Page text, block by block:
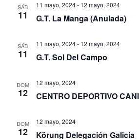
SÁB
11
11 mayo, 2024- 12 mayo, 2024
G.T. La Manga (Anulada)
SÁB
11
11 mayo, 2024- 12 mayo, 2024
G.T. Sol Del Campo
DOM
12
12 mayo, 2024
CENTRO DEPORTIVO
DOM
12
12 mayo, 2024
Körung Delegación Galicia